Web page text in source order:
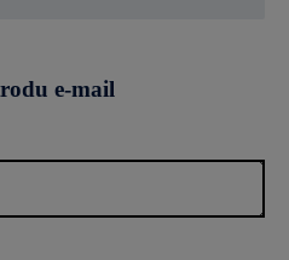
e-mail